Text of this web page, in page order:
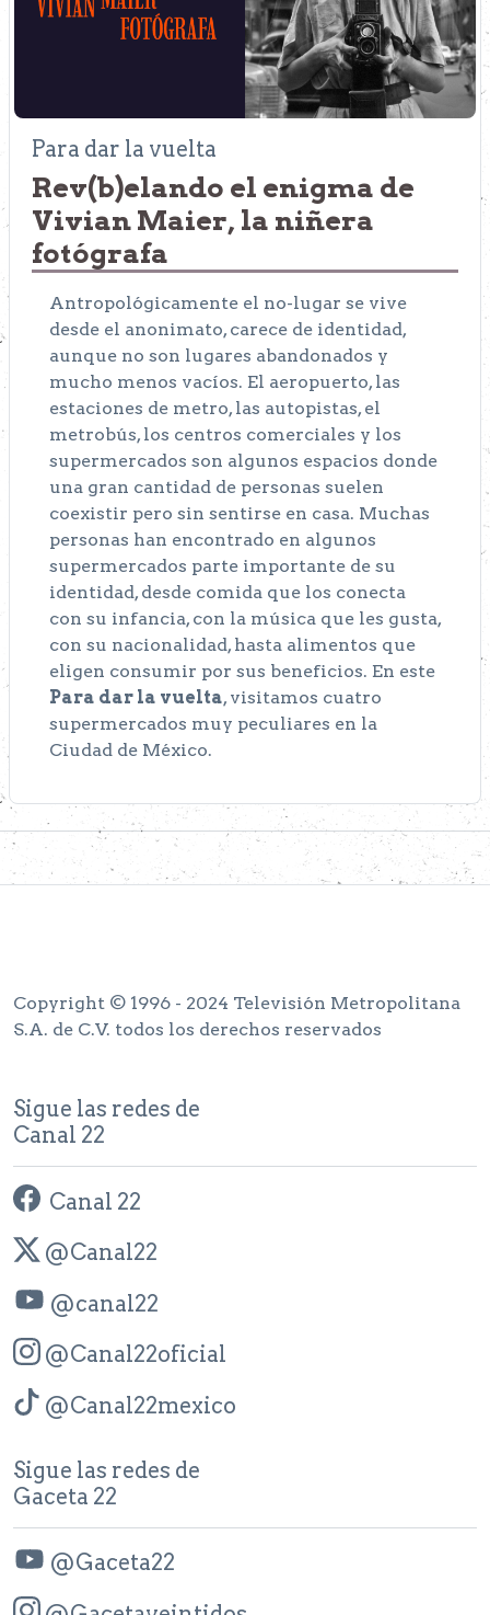
Para dar la vuelta
Rev(b)elando el enigma de
Vivian Maier, la niñera
fotógrafa
Antropológicamente el no-lugar se vive
desde el anonimato, carece de identidad,
aunque no son lugares abandonados y
mucho menos vacíos. El aeropuerto, las
estaciones de metro, las autopistas, el
metrobús, los centros comerciales y los
supermercados son algunos espacios donde
una gran cantidad de personas suelen
coexistir pero sin sentirse en casa. Muchas
personas han encontrado en algunos
supermercados parte importante de su
identidad, desde comida que los conecta
con su infancia, con la música que les gusta,
con su nacionalidad, hasta alimentos que
eligen consumir por sus beneficios. En este
Para dar la vuelta, visitamos cuatro
supermercados muy peculiares en la
Ciudad de México.
Copyright © 1996 - 2024 Televisión Metropolitana
S.A. de C.V. todos los derechos reservados
Sigue las redes de
Canal 22
Canal 22
@Canal22
@canal22
@Canal22oficial
@Canal22mexico
Sigue las redes de
Gaceta 22
@Gaceta22